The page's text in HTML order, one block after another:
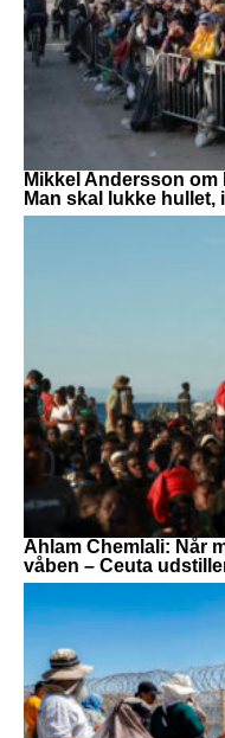
Mikkel Andersson
Man skal lukke
Ahlam Chemlali: Når
våben – Ceuta